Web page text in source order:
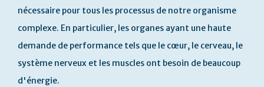
nécessaire pour tous les processus de notre organisme
complexe. En particulier, les organes ayant une haute
demande de performance tels que le cœur, le cerveau, le
système nerveux et les muscles ont besoin de beaucoup
d'énergie.